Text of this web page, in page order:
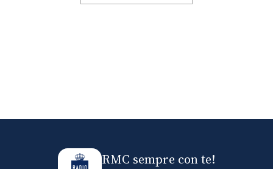
RMC sempre con te!